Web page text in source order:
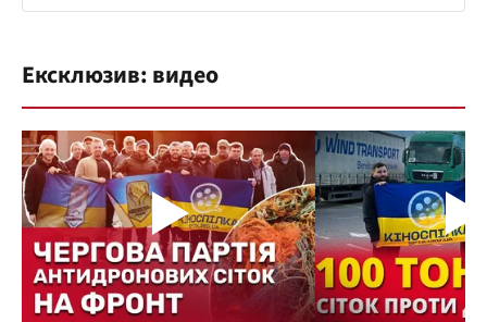
Ексклюзив: видео